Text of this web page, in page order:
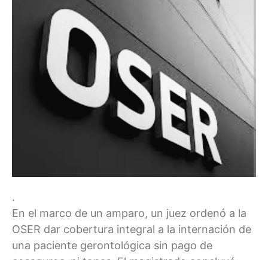
.
En el marco de un amparo, un juez ordenó a la
OSER dar cobertura integral a la internación de
una paciente gerontológica sin pago de